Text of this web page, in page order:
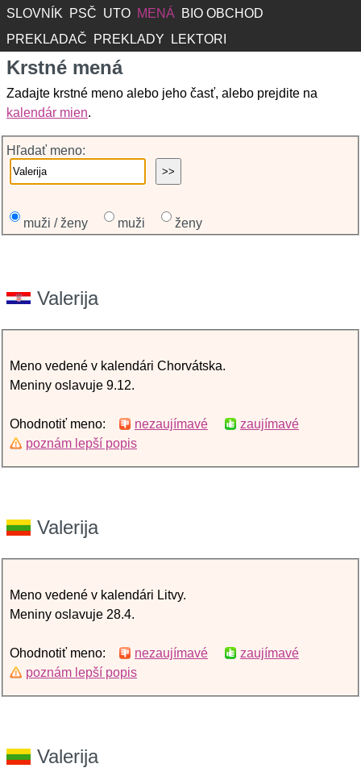
SLOVNÍK PSČ UTO MENÁ
BIO OBCHOD
PREKLADAČ
PREKLADY LEKTORI
Krstné mená
Zadajte krstné meno alebo jeho časť, alebo prejdite na
kalendár mien.
Hľadať meno:
muži / ženy muži ženy
Valerija
Meno vedené v kalendári Chorvátska.
Meniny oslavuje 9.12.
Ohodnotiť meno: nezaujímavé
zaujímavé
poznám lepší popis
Valerija
Meno vedené v kalendári Litvy.
Meniny oslavuje 28.4.
Ohodnotiť meno: nezaujímavé
zaujímavé
poznám lepší popis
Valerija